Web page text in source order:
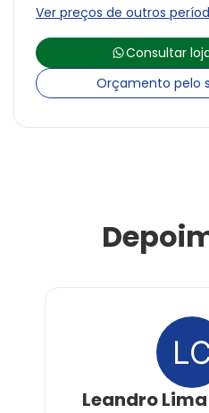
Ver preços de outros
Consultar
Orçamento pelo
Leandro